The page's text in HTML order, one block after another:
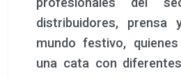
ámbito institucional
importancia de
promueven el
valenciano desde